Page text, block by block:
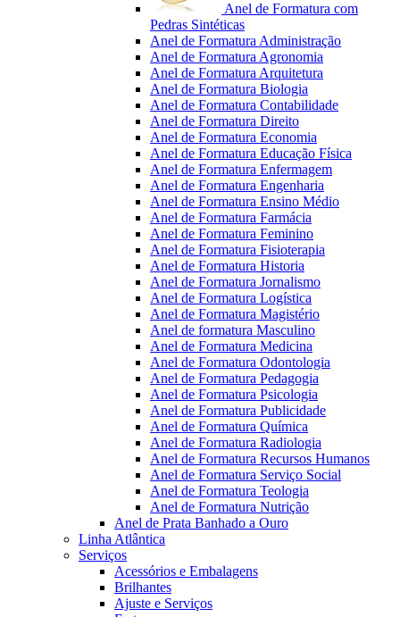
Anel de Formatura com
Pedras Sintéticas
Anel de Formatura Administração
Anel de Formatura Agronomia
Anel de Formatura Arquitetura
Anel de Formatura Biologia
Anel de Formatura Contabilidade
Anel de Formatura Direito
Anel de Formatura Economia
Anel de Formatura Educação Física
Anel de Formatura Enfermagem
Anel de Formatura Engenharia
Anel de Formatura Ensino Médio
Anel de Formatura Farmácia
Anel de Formatura Feminino
Anel de Formatura Fisioterapia
Anel de Formatura Historia
Anel de Formatura Jornalismo
Anel de Formatura Logística
Anel de Formatura Magistério
Anel de formatura Masculino
Anel de Formatura Medicina
Anel de Formatura Odontologia
Anel de Formatura Pedagogia
Anel de Formatura Psicologia
Anel de Formatura Publicidade
Anel de Formatura Química
Anel de Formatura Radiologia
Anel de Formatura Recursos Humanos
Anel de Formatura Serviço Social
Anel de Formatura Teologia
Anel de Formatura Nutrição
Anel de Prata Banhado a Ouro
Linha Atlântica
Serviços
Acessórios e Embalagens
Brilhantes
Ajuste e Serviços